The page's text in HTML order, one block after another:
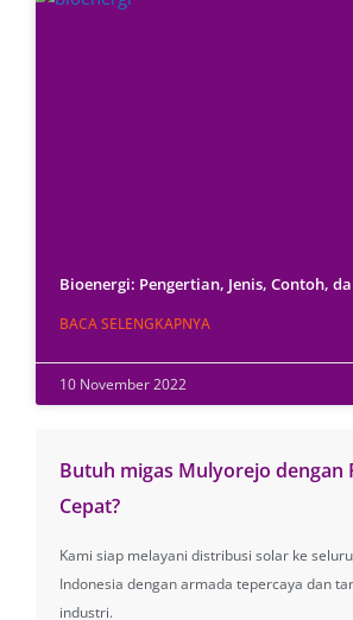
Bioenergi: Pengertian, Jenis, Contoh,
BACA SELENGKAPNYA
10 November 2022
Butuh migas Mulyorejo dengan
Cepat?
Kami siap melayani distribusi solar ke
Indonesia dengan armada tepercaya dan
industri.